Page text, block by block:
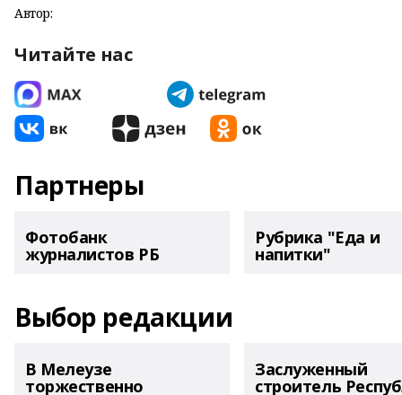
Автор:
Читайте нас
Партнеры
Фотобанк
журналистов РБ
Рубрика "Еда и
напитки"
Выбор редакции
В Мелеузе
торжественно
Заслуженный
строитель